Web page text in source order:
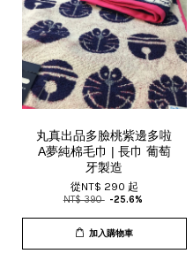
丸真出品多臉桃紫邊多啦
A夢純棉毛巾 | 長巾 葡萄
牙製造
從NT$ 290 起
NT$ 390 -25.6%
加入購物車